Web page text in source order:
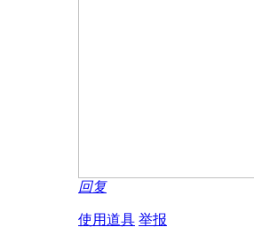
回复
使用道具 举报